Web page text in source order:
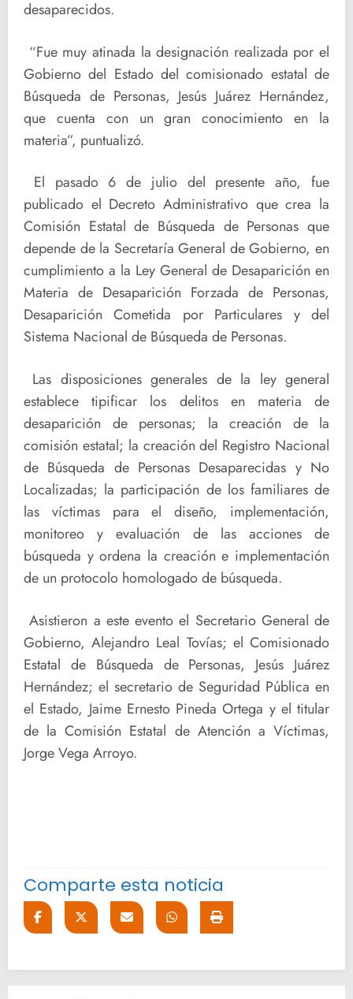
desaparecidos.
“Fue muy atinada la designación realizada por el
Gobierno del Estado del comisionado estatal de
Búsqueda de Personas, Jesús Juárez Hernández,
que cuenta con un gran conocimiento en la
materia”, puntualizó.
El pasado 6 de julio del presente año, fue
publicado el Decreto Administrativo que crea la
Comisión Estatal de Búsqueda de Personas que
depende de la Secretaría General de Gobierno, en
cumplimiento a la Ley General de Desaparición en
Materia de Desaparición Forzada de Personas,
Desaparición Cometida por Particulares y del
Sistema Nacional de Búsqueda de Personas.
Las disposiciones generales de la ley general
establece tipificar los delitos en materia de
desaparición de personas; la creación de la
comisión estatal; la creación del Registro Nacional
de Búsqueda de Personas Desaparecidas y No
Localizadas; la participación de los familiares de
las víctimas para el diseño, implementación,
monitoreo y evaluación de las acciones de
búsqueda y ordena la creación e implementación
de un protocolo homologado de búsqueda.
Asistieron a este evento el Secretario General de
Gobierno, Alejandro Leal Tovías; el Comisionado
Estatal de Búsqueda de Personas, Jesús Juárez
Hernández; el secretario de Seguridad Pública en
el Estado, Jaime Ernesto Pineda Ortega y el titular
de la Comisión Estatal de Atención a Víctimas,
Jorge Vega Arroyo.
Comparte esta noticia